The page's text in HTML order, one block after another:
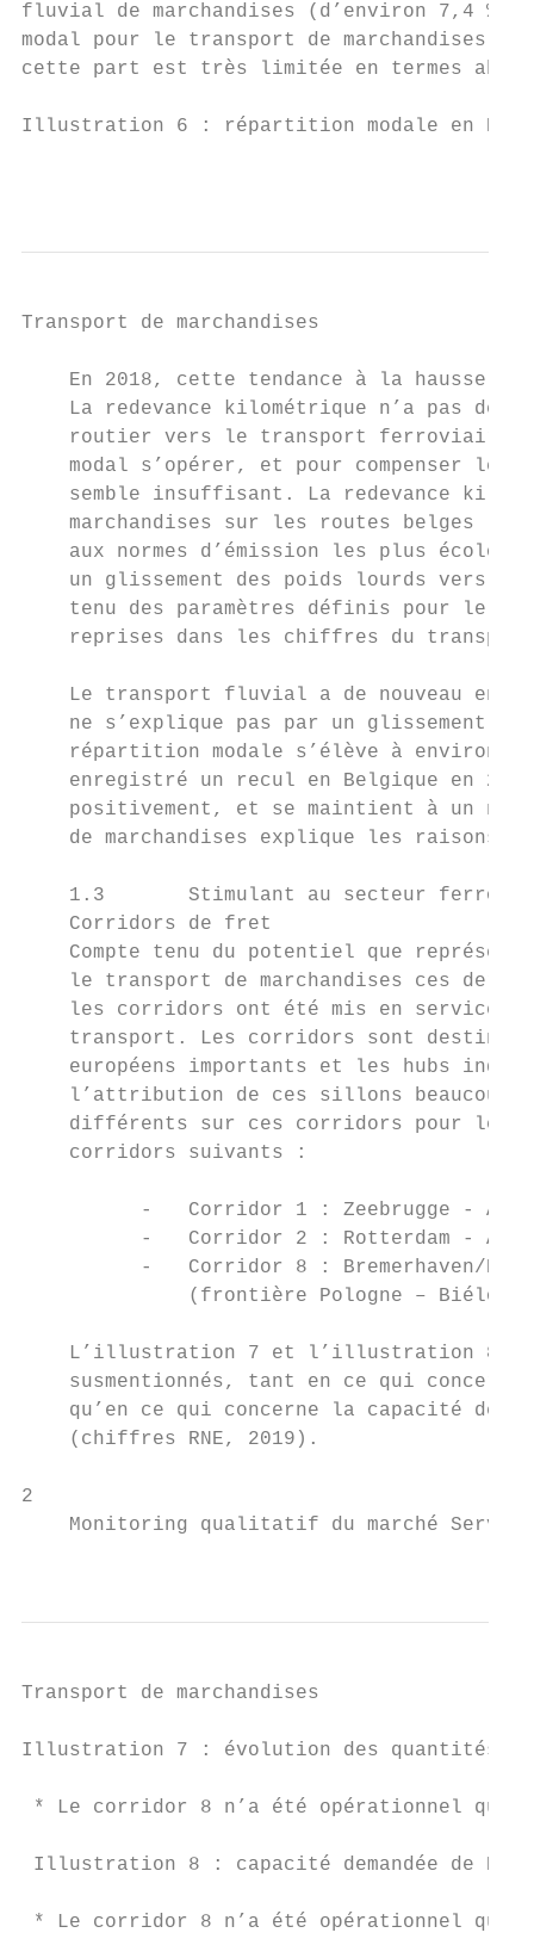
fluvial de marchandises (d’environ 7,4 %)
modal pour le transport de marchandises
cette part est très limitée en termes
Illustration 6 : répartition modale en
Transport de marchandises
En 2018, cette tendance à la hausse -
La redevance kilométrique n’a pas
routier vers le transport ferroviaire
modal s’opérer, et pour compenser le
semble insuffisant. La redevance
marchandises sur les routes belges
aux normes d’émission les plus
un glissement des poids lourds vers
tenu des paramètres définis pour le
reprises dans les chiffres du
Le transport fluvial a de nouveau
ne s’explique pas par un glissement
répartition modale s’élève à environ
enregistré un recul en Belgique en
positivement, et se maintient à un
de marchandises explique les raisons
1.3       Stimulant au secteur
    Corridors de fret
Compte tenu du potentiel que
le transport de marchandises ces
les corridors ont été mis en service
transport. Les corridors sont
européens importants et les hubs
l’attribution de ces sillons beaucoup
différents sur ces corridors pour le
    corridors suivants :
-   Corridor 1 : Zeebrugge -
-   Corridor 2 : Rotterdam -
-   Corridor 8 : Bremerhaven/
(frontière Pologne –
L’illustration 7 et l’illustration 8
susmentionnés, tant en ce qui
qu’en ce qui concerne la capacité
    (chiffres RNE, 2019).
2
Monitoring qualitatif du marché
Transport de marchandises
Illustration 7 : évolution des quantités
* Le corridor 8 n’a été opérationnel qu’en
Illustration 8 : capacité demandée de
* Le corridor 8 n’a été opérationnel qu’en